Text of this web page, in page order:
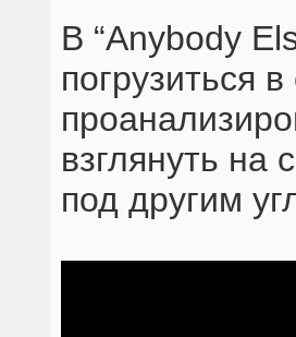
В “Anybody
погрузиться
взглянуть на
под другим